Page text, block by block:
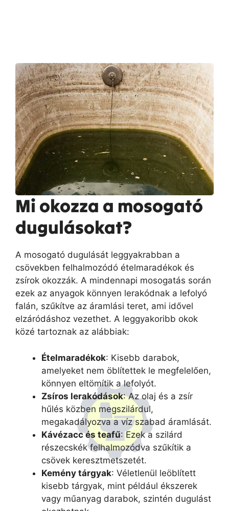
Mi okozza a mosogató
dugulásokat?
A mosogató dugulását leggyakrabban a
csövekben felhalmozódó ételmaradékok és
zsírok okozzák. A mindennapi mosogatás során
ezek az anyagok könnyen lerakódnak a lefolyó
falán, szűkítve az áramlási teret, ami idővel
elzáródáshoz vezethet. A leggyakoribb okok
közé tartoznak az alábbiak:
Ételmaradékok: Kisebb darabok,
amelyeket nem öblítettek le megfelelően,
könnyen eltömítik a lefolyót.
Zsíros lerakódások: Az olaj és a zsír
hűlés közben megszilárdul,
megakadályozva a víz szabad áramlását.
Kávézacc és teafű: Ezek a szilárd
részecskék felhalmozódva szűkítik a
csövek keresztmetszetét.
Kemény tárgyak: Véletlenül leöblített
kisebb tárgyak, mint például ékszerek
vagy műanyag darabok, szintén dugulást